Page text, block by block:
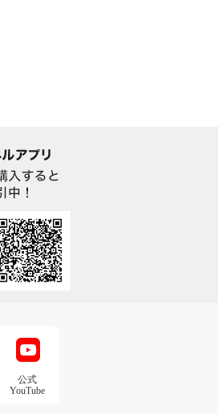
公式
YouTube